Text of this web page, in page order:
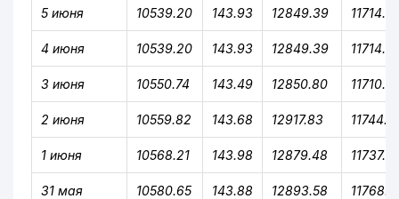
5 июня 10539.20 143.93 12849.39 11714.13
4 июня 10539.20 143.93 12849.39 11714.13
3 июня 10550.74 143.49 12850.80
2 июня 10559.82 143.68 12917.83
1 июня 10568.21 143.98 12879.48
31 мая 10580.65 143.88 12893.58